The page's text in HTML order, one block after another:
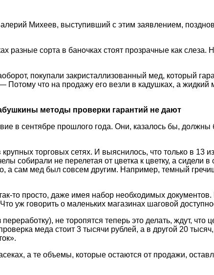
Михеев, выступивший с этим заявлением,
сорта в баночках стоят прозрачные как слеза.
покупали закристаллизованный мед, который
Потому что на продажу его везли в кадушках, а
методы проверки гарантий не дают
в сентябре прошлого года. Они, казалось бы,
торговых сетях. И выяснилось, что только в 13
собирали не перелетая от цветка к цветку, а сидели
а сам мед был совсем другим. Например, темный
то просто, даже имея набор необходимых
уж говорить о маленьких магазинах шаговой
не торопятся теперь это делать, ждут,
меда стоит 3 тысячи рублей, а в другой 20
а те объемы, которые остаются от продажи,